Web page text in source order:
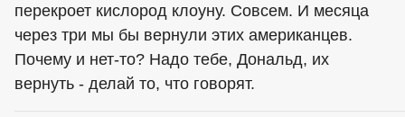
перекроет кислород клоуну. Совсем. И месяца
через три мы бы вернули этих американцев.
Почему и нет-то? Надо тебе, Дональд, их
вернуть - делай то, что говорят.